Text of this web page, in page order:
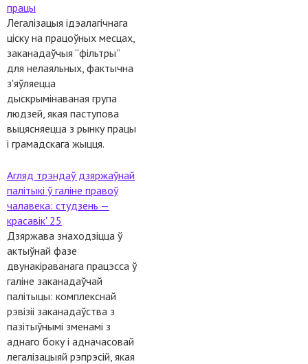
працы
Легалізацыя ідэалагічнага
ціску на працоўных месцах,
заканадаўчыя “фільтры”
для нелаяльных, фактычна
з'яўляецца
дыскрымінаваная група
людзей, якая паступова
выцясняецца з рынку працы
і грамадскага жыцця.
Агляд трэндаў дзяржаўнай
палітыкі ў галіне правоў
чалавека: студзень —
красавік' 25
Дзяржава знаходзіцца ў
актыўнай фазе
двунакіраванага працэсса ў
галіне заканадаўчай
палітыцы: комплекснай
рэвізіі заканадаўства з
пазітыўнымі зменамі з
аднаго боку і адначасовай
легалізацыяй рэпрэсій, якая